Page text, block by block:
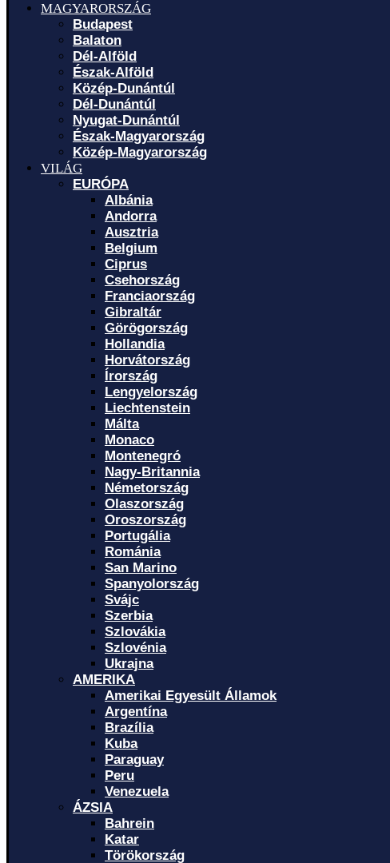
MAGYARORSZÁG
Budapest
Balaton
Dél-Alföld
Észak-Alföld
Közép-Dunántúl
Dél-Dunántúl
Nyugat-Dunántúl
Észak-Magyarország
Közép-Magyarország
VILÁG
EURÓPA
Albánia
Andorra
Ausztria
Belgium
Ciprus
Csehország
Franciaország
Gibraltár
Görögország
Hollandia
Horvátország
Írország
Lengyelország
Liechtenstein
Málta
Monaco
Montenegró
Nagy-Britannia
Németország
Olaszország
Oroszország
Portugália
Románia
San Marino
Spanyolország
Svájc
Szerbia
Szlovákia
Szlovénia
Ukrajna
AMERIKA
Amerikai Egyesült Államok
Argentína
Brazília
Kuba
Paraguay
Peru
Venezuela
ÁZSIA
Bahrein
Katar
Törökország